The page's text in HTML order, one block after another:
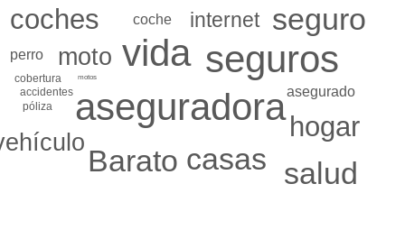
aseguradora
seguros
vida
Barato casas salud
seguro
coches
hogar
moto
internet
asegurado
coche
perro
accidentes
cobertura
póliza
motos